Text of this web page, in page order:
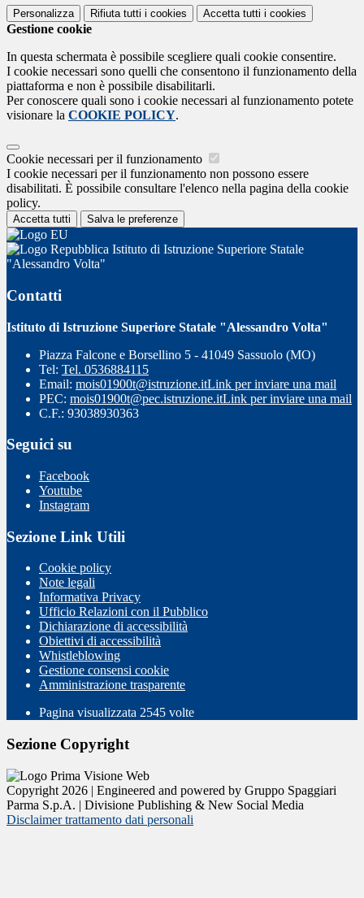
Personalizza Rifiuta tutti i cookies Accetta tutti i cookies
Gestione cookie
In questa schermata è possibile scegliere quali cookie consentire.
I cookie necessari sono quelli che consentono il funzionamento della
piattaforma e non è possibile disabilitarli.
Per conoscere quali sono i cookie necessari al funzionamento potete
visionare la COOKIE POLICY.
Cookie necessari per il funzionamento
I cookie necessari per il funzionamento non possono essere
disabilitati. È possibile consultare l'elenco nella pagina della cookie
policy.
Accetta tutti Salva le preferenze
Istituto di Istruzione Superiore Statale
"Alessandro Volta"
Contatti
Istituto di Istruzione Superiore Statale "Alessandro Volta"
Piazza Falcone e Borsellino 5 - 41049 Sassuolo (MO)
Tel: Tel. 0536884115
Email: mois01900t@istruzione.itLink per inviare una mail
PEC: mois01900t@pec.istruzione.itLink per inviare una mail
C.F.: 93038930363
Seguici su
Facebook
Youtube
Instagram
Sezione Link Utili
Cookie policy
Note legali
Informativa Privacy
Ufficio Relazioni con il Pubblico
Dichiarazione di accessibilità
Obiettivi di accessibilità
Whistleblowing
Gestione consensi cookie
Amministrazione trasparente
Pagina visualizzata 2545 volte
Sezione Copyright
Copyright 2026 | Engineered and powered by Gruppo Spaggiari
Parma S.p.A. | Divisione Publishing & New Social Media
Disclaimer trattamento dati personali